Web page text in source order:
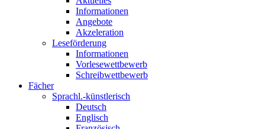
Informationen
Angebote
Akzeleration
Leseförderung
Informationen
Vorlesewettbewerb
Schreibwettbewerb
Fächer
Sprachl.-künstlerisch
Deutsch
Englisch